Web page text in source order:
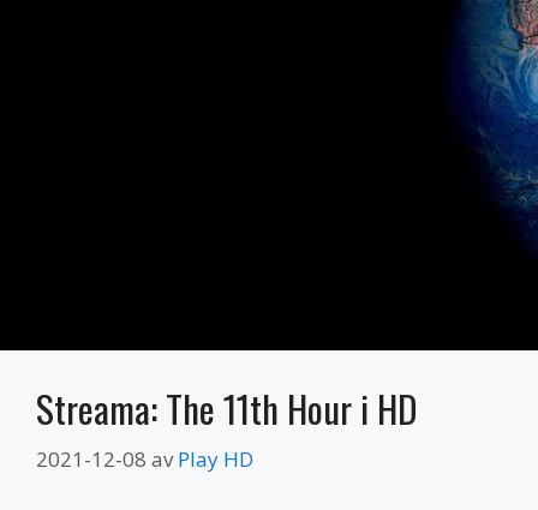
Streama: The 11th Hour i HD
2021-12-08 avPlay HD